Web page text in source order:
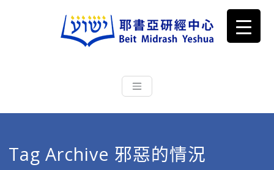
耶書亞研經中心
根源明白聖經，成為更好的門徒
Tag Archive 邪惡的情況